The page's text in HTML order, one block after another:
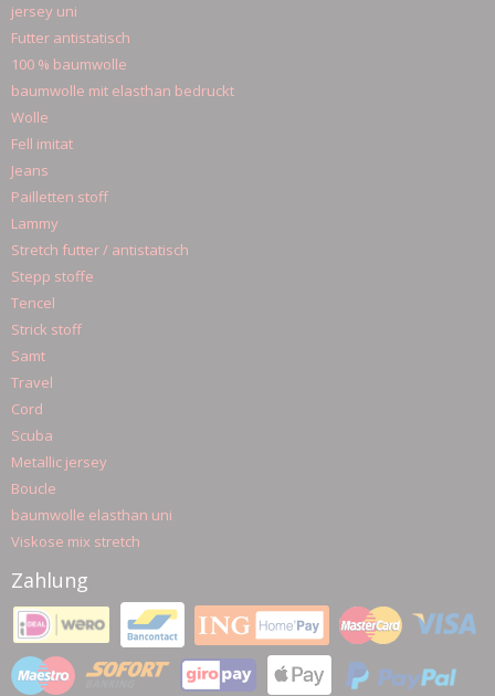
jersey uni
Futter antistatisch
100 % baumwolle
baumwolle mit elasthan bedruckt
Wolle
Fell imitat
Jeans
Pailletten stoff
Lammy
Stretch futter / antistatisch
Stepp stoffe
Tencel
Strick stoff
Samt
Travel
Cord
Scuba
Metallic jersey
Boucle
baumwolle elasthan uni
Viskose mix stretch
Zahlung